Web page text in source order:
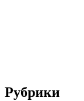
Рубрики